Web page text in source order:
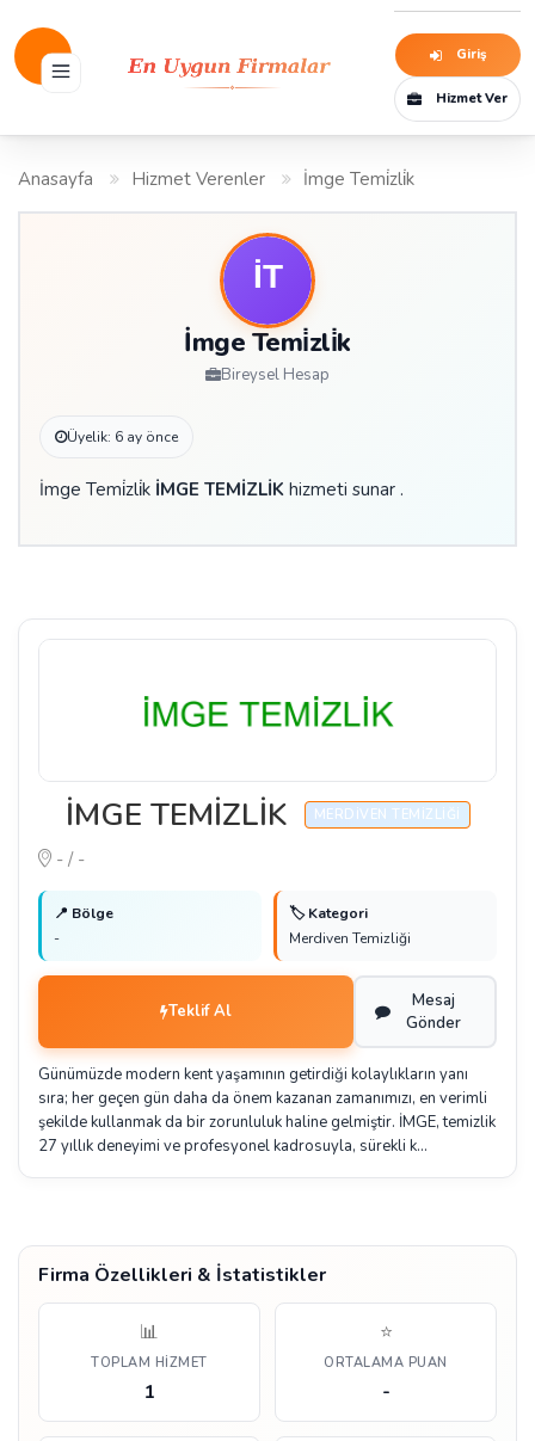
Giriş
Hizmet Ver
Anasayfa Hizmet Verenler İmge Temi̇zli̇k
İmge Temi̇zli̇k
Bireysel Hesap
Üyelik: 6 ay önce
İmge Temi̇zli̇k İMGE TEMİZLİK hizmeti sunar .
İMGE TEMİZLİK MERDIVEN TEMIZLIĞI
- / -
📍 Bölge
-
🏷️ Kategori
Merdiven Temizliği
Teklif Al
Mesaj
Gönder
Günümüzde modern kent yaşamının getirdiği kolaylıkların yanı
sıra; her geçen gün daha da önem kazanan zamanımızı, en verimli
şekilde kullanmak da bir zorunluluk haline gelmiştir. İMGE, temizlik
27 yıllık deneyimi ve profesyonel kadrosuyla, sürekli k…
Firma Özellikleri & İstatistikler
📊
TOPLAM HIZMET
1
⭐
ORTALAMA PUAN
-